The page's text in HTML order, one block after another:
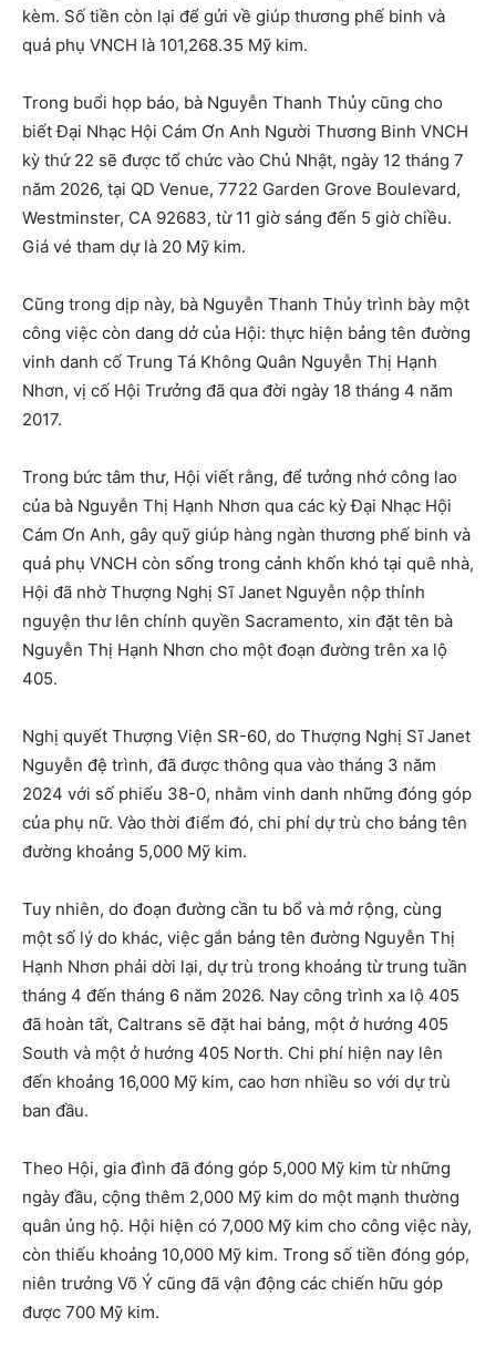
kèm. Số tiền còn lại để gửi về giúp thương phế binh và
quả phụ VNCH là 101,268.35 Mỹ kim.
Trong buổi họp báo, bà Nguyễn Thanh Thủy cũng cho
biết Đại Nhạc Hội Cám Ơn Anh Người Thương Binh VNCH
kỳ thứ 22 sẽ được tổ chức vào Chủ Nhật, ngày 12 tháng 7
năm 2026, tại QD Venue, 7722 Garden Grove Boulevard,
Westminster, CA 92683, từ 11 giờ sáng đến 5 giờ chiều.
Giá vé tham dự là 20 Mỹ kim.
Cũng trong dịp này, bà Nguyễn Thanh Thủy trình bày một
công việc còn dang dở của Hội: thực hiện bảng tên đường
vinh danh cố Trung Tá Không Quân Nguyễn Thị Hạnh
Nhơn, vị cố Hội Trưởng đã qua đời ngày 18 tháng 4 năm
2017.
Trong bức tâm thư, Hội viết rằng, để tưởng nhớ công lao
của bà Nguyễn Thị Hạnh Nhơn qua các kỳ Đại Nhạc Hội
Cám Ơn Anh, gây quỹ giúp hàng ngàn thương phế binh và
quả phụ VNCH còn sống trong cảnh khốn khó tại quê nhà,
Hội đã nhờ Thượng Nghị Sĩ Janet Nguyễn nộp thỉnh
nguyện thư lên chính quyền Sacramento, xin đặt tên bà
Nguyễn Thị Hạnh Nhơn cho một đoạn đường trên xa lộ
405.
Nghị quyết Thượng Viện SR-60, do Thượng Nghị Sĩ Janet
Nguyễn đệ trình, đã được thông qua vào tháng 3 năm
2024 với số phiếu 38-0, nhằm vinh danh những đóng góp
của phụ nữ. Vào thời điểm đó, chi phí dự trù cho bảng tên
đường khoảng 5,000 Mỹ kim.
Tuy nhiên, do đoạn đường cần tu bổ và mở rộng, cùng
một số lý do khác, việc gắn bảng tên đường Nguyễn Thị
Hạnh Nhơn phải dời lại, dự trù trong khoảng từ trung tuần
tháng 4 đến tháng 6 năm 2026. Nay công trình xa lộ 405
đã hoàn tất, Caltrans sẽ đặt hai bảng, một ở hướng 405
South và một ở hướng 405 North. Chi phí hiện nay lên
đến khoảng 16,000 Mỹ kim, cao hơn nhiều so với dự trù
ban đầu.
Theo Hội, gia đình đã đóng góp 5,000 Mỹ kim từ những
ngày đầu, cộng thêm 2,000 Mỹ kim do một mạnh thường
quân ủng hộ. Hội hiện có 7,000 Mỹ kim cho công việc này,
còn thiếu khoảng 10,000 Mỹ kim. Trong số tiền đóng góp,
niên trưởng Võ Ý cũng đã vận động các chiến hữu góp
được 700 Mỹ kim.